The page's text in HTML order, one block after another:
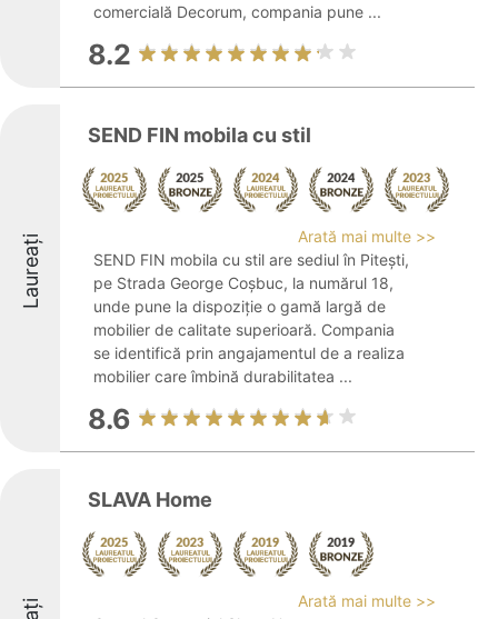
comercială Decorum, compania pune ...
8.2
Laureați
SEND FIN mobila cu stil
Arată mai multe >>
SEND FIN mobila cu stil are sediul în Pitești,
pe Strada George Coșbuc, la numărul 18,
unde pune la dispoziție o gamă largă de
mobilier de calitate superioară. Compania
se identifică prin angajamentul de a realiza
mobilier care îmbină durabilitatea ...
8.6
SLAVA Home
Arată mai multe >>